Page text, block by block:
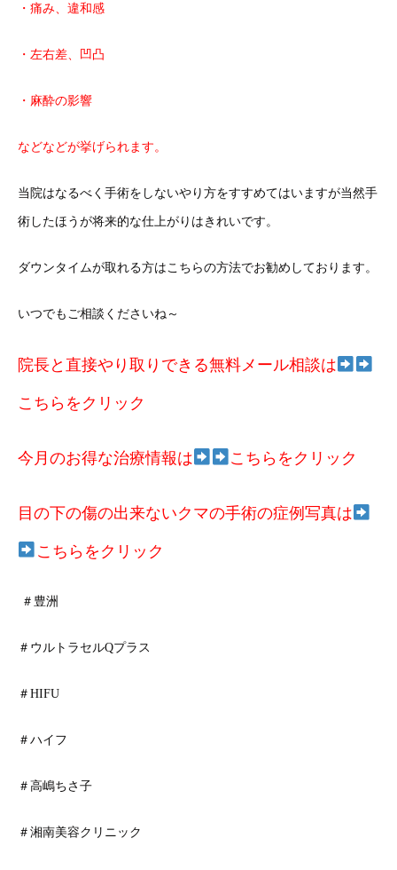
・痛み、違和感
・左右差、凹凸
・麻酔の影響
などなどが挙げられます。
当院はなるべく手術をしないやり方をすすめてはいますが当然手
術したほうが将来的な仕上がりはきれいです。
ダウンタイムが取れる方はこちらの方法でお勧めしております。
いつでもご相談くださいね～
院長と直接やり取りできる無料メール相談は
こちらをクリック
今月のお得な治療情報は こちらをクリック
目の下の傷の出来ないクマの手術の症例写真は
こちらをクリック
＃豊洲
＃ウルトラセルQプラス
＃HIFU
＃ハイフ
＃高嶋ちさ子
＃湘南美容クリニック